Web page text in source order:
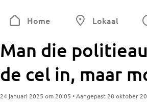
Home Lokaal
Man die
de cel in, maar
24 januari 2025 om 20:05 • Aangepast 28 oktober